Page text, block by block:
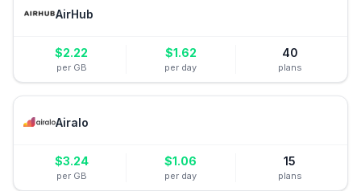
AirHub
$2.22
per GB
$1.62
per day
40
plans
Airalo
$3.24
per GB
$1.06
per day
15
plans